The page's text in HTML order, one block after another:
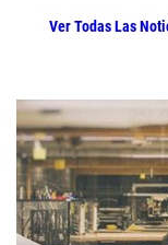
Ver Todas Las